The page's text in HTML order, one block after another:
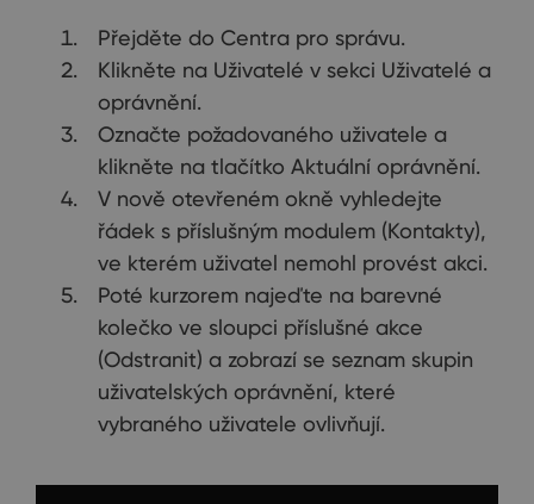
Přejděte do Centra pro správu.
Klikněte na Uživatelé v sekci Uživatelé a
oprávnění.
Označte požadovaného uživatele a
klikněte na tlačítko Aktuální oprávnění.
V nově otevřeném okně vyhledejte
řádek s příslušným modulem (Kontakty),
ve kterém uživatel nemohl provést akci.
Poté kurzorem najeďte na barevné
kolečko ve sloupci příslušné akce
(Odstranit) a zobrazí se seznam skupin
uživatelských oprávnění, které
vybraného uživatele ovlivňují.